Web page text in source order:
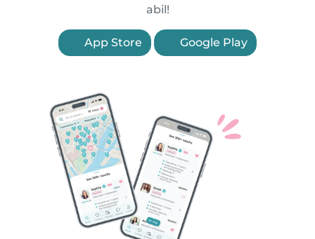
abil!
App Store Google Play